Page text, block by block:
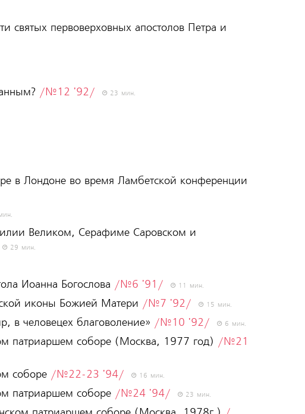
святых первоверховных апостолов Петра и
/№12 '92/ 23 мин.
в Лондоне во время Ламбетской конференции
Великом, Серафиме Саровском и
29 мин.
Иоанна Богослова /№6 '91/ 11 мин.
иконы Божией Матери /№7 '92/ 15 мин.
в человецех благоволение» /№10 '92/ 6 мин.
патриаршем соборе (Москва, 1977 год) /№21
соборе /№22-23 '94/ 16 мин.
патриаршем соборе /№24 '94/ 23 мин.